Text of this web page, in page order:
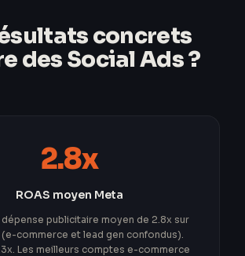
concrets
des Social Ads ?
2.8x
ROAS moyen Meta
publicitaire moyen de 2.8x sur
(e-commerce et lead gen confondus).
Les meilleurs comptes e-commerce